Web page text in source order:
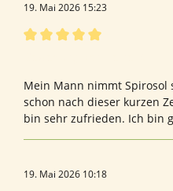
19. Mai 2026 15:23
Mein Mann nimmt Spirosol
schon nach dieser kurzen
bin sehr zufrieden. Ich bin
19. Mai 2026 10:18